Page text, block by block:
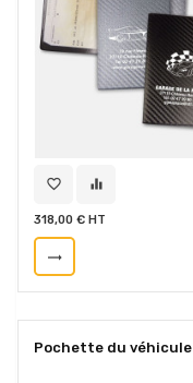
favorite_border equalizer
318,00 € HT
trending_flat
Pochette du véhicule